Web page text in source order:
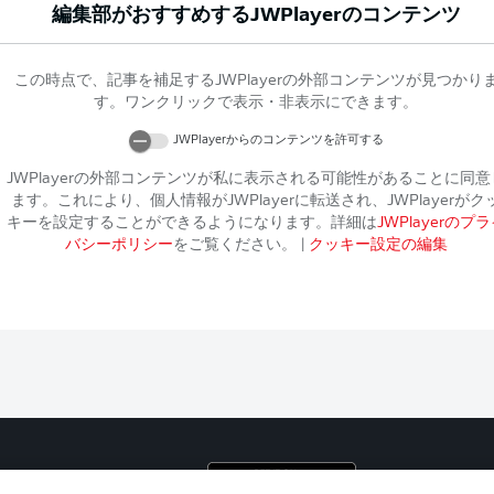
編集部がおすすめするJWPlayerのコンテンツ
この時点で、記事を補足するJWPlayerの外部コンテンツが見つかりま
す。ワンクリックで表示・非表示にできます。
JWPlayerからのコンテンツを許可する
JWPlayerの外部コンテンツが私に表示される可能性があることに同意
ます。これにより、個人情報がJWPlayerに転送され、 JWPlayerがク
キーを設定することができるようになります。詳細はJWPlayerのプラ
バシーポリシーをご覧ください。 クッキー設定の編集